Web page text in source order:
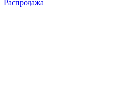
19
Распродажа